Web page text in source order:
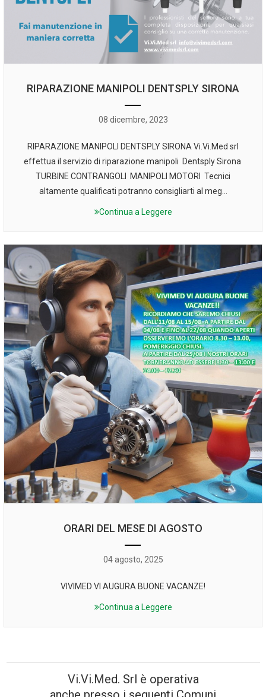
RIPARAZIONE MANIPOLI DENTSPLY SIRONA
08 dicembre, 2023
RIPARAZIONE MANIPOLI DENTSPLY SIRONA Vi.Vi.Med srl
effettua il servizio di riparazione manipoli Dentsply Sirona
TURBINE CONTRANGOLI MANIPOLI MOTORI Tecnici
altamente qualificati potranno consigliarti al meg...
Continua a Leggere
ORARI DEL MESE DI AGOSTO
04 agosto, 2025
VIVIMED VI AUGURA BUONE VACANZE!
Continua a Leggere
Vi.Vi.Med. Srl è operativa